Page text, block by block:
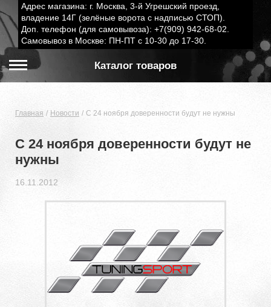
Адрес магазина: г. Москва, 3-й Угрешский проезд,
владение 14Г (зелёные ворота с надписью СТОП).
Доп. телефон (для самовывоза): +7(909) 942-68-02.
Самовывоз в Москве: ПН-ПТ с 10-30 до 17-30.
Каталог товаров
Главная Новости С 24 ноября доверенности будут не нужны
С 24 ноября доверенности будут не
нужны
16.11.2012